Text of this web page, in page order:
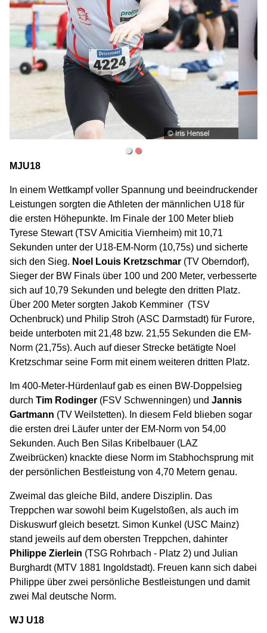
MJU18
In einem Wettkampf voller Spannung und beeindruckender
Leistungen sorgten die Athleten der männlichen U18 für
die ersten Höhepunkte. Im Finale der 100 Meter blieb
Tyrese Stewart (TSV Amicitia Viernheim) mit 10,71
Sekunden unter der U18-EM-Norm (10,75s) und sicherte
sich den Sieg. Noel Louis Kretzschmar (TV Oberndorf),
Sieger der BW Finals über 100 und 200 Meter, verbesserte
sich auf 10,79 Sekunden und belegte den dritten Platz.
Über 200 Meter sorgten Jakob Kemminer (TSV
Ochenbruck) und Philip Stroh (ASC Darmstadt) für Furore,
beide unterboten mit 21,48 bzw. 21,55 Sekunden die EM-
Norm (21,75s). Auch auf dieser Strecke betätigte Noel
Kretzschmar seine Form mit einem weiteren dritten Platz.
Im 400-Meter-Hürdenlauf gab es einen BW-Doppelsieg
durch Tim Rodinger (FSV Schwenningen) und Jannis
Gartmann (TV Weilstetten). In diesem Feld blieben sogar
die ersten drei Läufer unter der EM-Norm von 54,00
Sekunden. Auch Ben Silas Kribelbauer (LAZ
Zweibrücken) knackte diese Norm im Stabhochsprung mit
der persönlichen Bestleistung von 4,70 Metern genau.
Zweimal das gleiche Bild, andere Disziplin. Das
Treppchen war sowohl beim Kugelstoßen, als auch im
Diskuswurf gleich besetzt. Simon Kunkel (USC Mainz)
stand jeweils auf dem obersten Treppchen, dahinter
Philippe Zierlein (TSG Rohrbach - Platz 2) und Julian
Burghardt (MTV 1881 Ingoldstadt). Freuen kann sich dabei
Philippe über zwei persönliche Bestleistungen und damit
zwei Mal deutsche Norm.
WJ U18